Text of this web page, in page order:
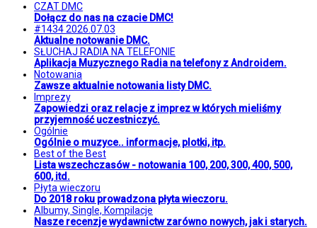
CZAT DMC
Dołącz do nas na czacie DMC!
#1434 2026.07.03
Aktualne notowanie DMC.
SŁUCHAJ RADIA NA TELEFONIE
Aplikacja Muzycznego Radia na telefony z Androidem.
Notowania
Zawsze aktualnie notowania listy DMC.
Imprezy
Zapowiedzi oraz relacje z imprez w których mieliśmy
przyjemność uczestniczyć.
Ogólnie
Ogólnie o muzyce.. informacje, plotki, itp.
Best of the Best
Lista wszechczasów - notowania 100, 200, 300, 400, 500,
600, itd.
Płyta wieczoru
Do 2018 roku prowadzona płyta wieczoru.
Albumy, Single, Kompilacje
Nasze recenzje wydawnictw zarówno nowych, jak i starych.